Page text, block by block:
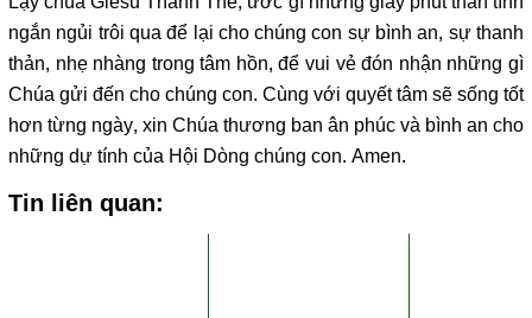
ngắn ngủi trôi qua để lại cho chúng con sự bình an, sự thanh
thản, nhẹ nhàng trong tâm hồn, để vui vẻ đón nhận những gì
Chúa gửi đến cho chúng con. Cùng với quyết tâm sẽ sống tốt
hơn từng ngày, xin Chúa thương ban ân phúc và bình an cho
những dự tính của Hội Dòng chúng con. Amen.
Tin liên quan: